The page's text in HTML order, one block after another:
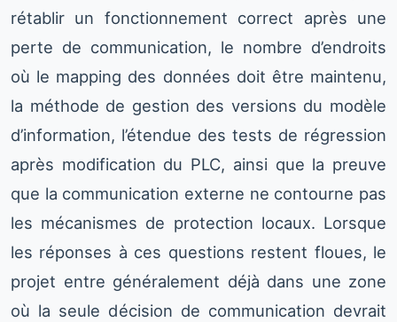
rétablir un fonctionnement correct après une
perte de communication, le nombre d’endroits
où le mapping des données doit être maintenu,
la méthode de gestion des versions du modèle
d’information, l’étendue des tests de régression
après modification du PLC, ainsi que la preuve
que la communication externe ne contourne pas
les mécanismes de protection locaux. Lorsque
les réponses à ces questions restent floues, le
projet entre généralement déjà dans une zone
où la seule décision de communication devrait